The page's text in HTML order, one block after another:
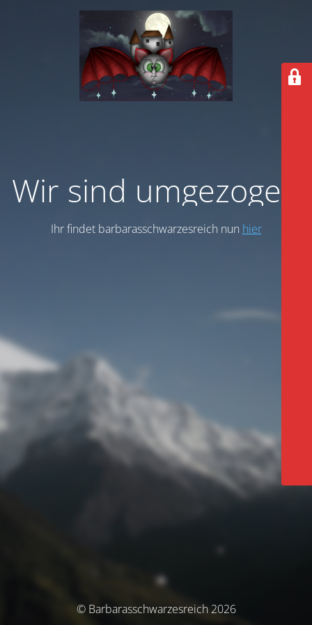
Wir sind umgezogen
Ihr findet barbarasschwarzesreich nun hier
© Barbarasschwarzesreich 2026